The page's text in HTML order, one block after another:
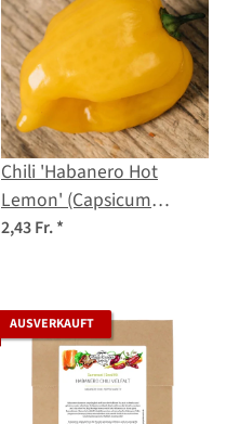
Chili 'Habanero Hot
Lemon' (Capsicum
chinense) Samen
2,43 Fr.*
AUSVERKAUFT